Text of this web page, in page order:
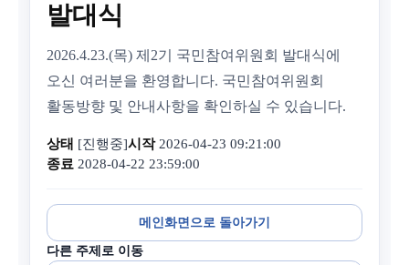
발대식
2026.4.23.(목) 제2기 국민참여위원회 발대식에
오신 여러분을 환영합니다. 국민참여위원회
활동방향 및 안내사항을 확인하실 수 있습니다.
상태 [진행중]시작2026-04-23 09:21:00
종료 2028-04-22 23:59:00
메인화면으로 돌아가기
다른 주제로 이동